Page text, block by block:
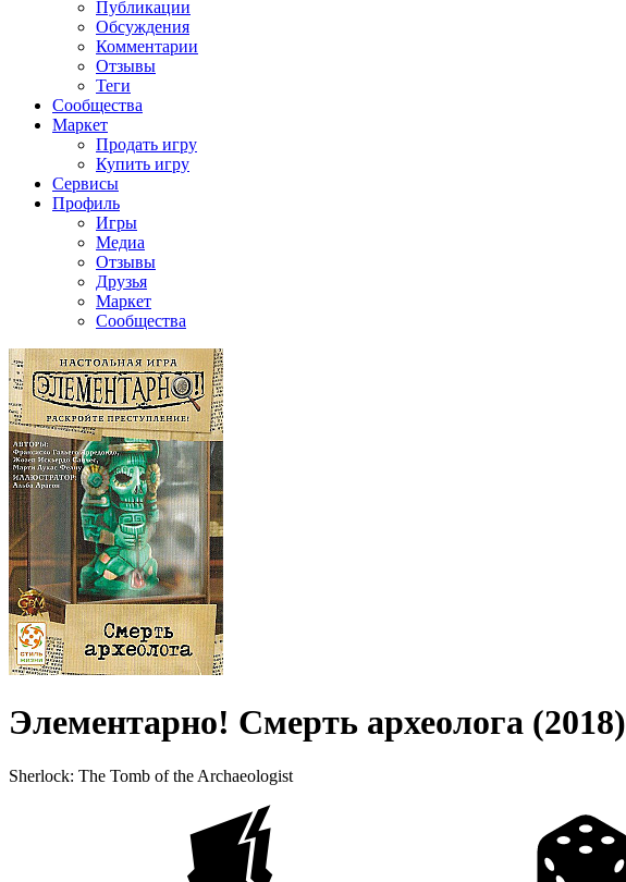
Публикации
Обсуждения
Комментарии
Отзывы
Теги
Сообщества
Маркет
Продать игру
Купить игру
Сервисы
Профиль
Игры
Медиа
Отзывы
Друзья
Маркет
Сообщества
Элементарно! Смерть археолога (2018)
Sherlock: The Tomb of the Archaeologist